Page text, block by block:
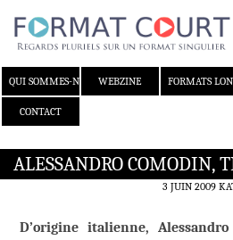
QUI SOMMES-NOUS ?WEBZINE FORMATS
CONTACT
ALESSANDRO COMODIN,
3 JUIN 2009
D’origine italienne,